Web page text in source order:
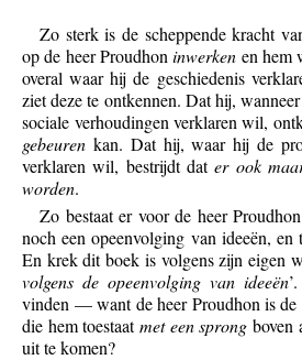
Zo sterk is de scheppende kracht
op de heer Proudhoninwerken en hem
overal waar hij de geschiedenis
ziet deze te ontkennen. Dat hij,
sociale verhoudingen verklaren wil,
gebeuren kan. Dat hij, waar hij de
verklaren wil, bestrijdt dater ook
worden.
Zo bestaat er voor de heer
noch een opeenvolging van ideeën,
En krek dit boek is volgens zijn eigen
volgens de opeenvolging van ideeën
vinden — want de heer Proudhon is
die hem toestaatmet een sprong boven
uit te komen?